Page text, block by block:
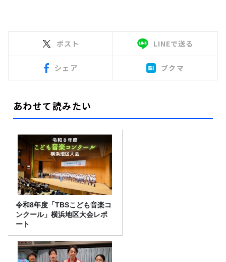
ポスト LINEで送る
シェア ブクマ
あわせて読みたい
令和8年度「TBSこども音楽コ
ンクール」横浜地区大会レポ
ート